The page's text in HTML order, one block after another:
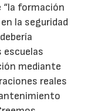
“la formación
la seguridad
escuelas
mediante
reales